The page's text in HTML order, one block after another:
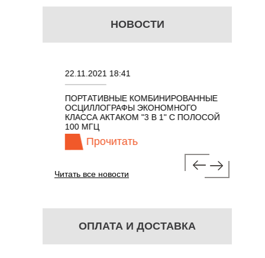
НОВОСТИ
22.11.2021 18:41
ПОРТАТИВНЫЕ КОМБИНИРОВАННЫЕ
ОСЦИЛЛОГРАФЫ ЭКОНОМНОГО
КЛАССА АКТАКОМ "3 В 1" С ПОЛОСОЙ
100 МГЦ
Прочитать
Читать все новости
ОПЛАТА И ДОСТАВКА